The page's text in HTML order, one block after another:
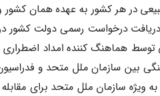
در هر کشور به عهده همان
دریافت درخواست رسمی دولت
توسط هماهنگ کننده امداد
بین سازمان ملل متحد و
به ویژه سازمان ملل متحد برای